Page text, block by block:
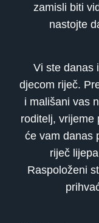
zamisli biti
nastojte
Vi ste danas
djecom riječ.
i mališani vas
roditelj, vrijeme
će vam danas
riječ
Raspoloženi